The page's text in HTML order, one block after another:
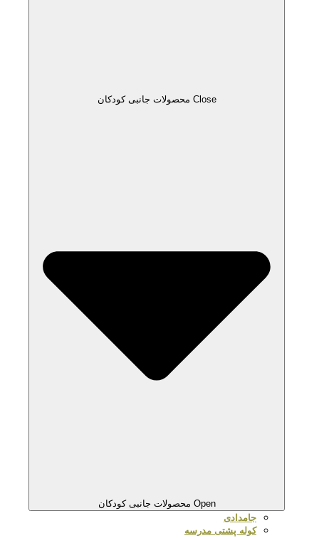
Close محصولات جانبی کودکان
Open محصولات جانبی کودکان
جامدادی
کوله پشتی مدرسه